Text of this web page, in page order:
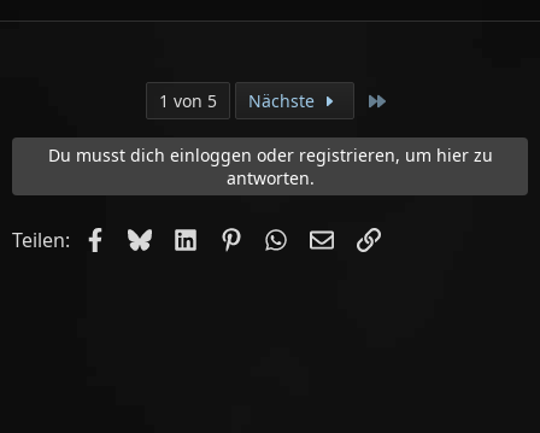
1 von 5 Nächste
Du musst dich einloggen oder registrieren, um hier zu
antworten.
Teilen: Facebook
BlueskyLinkedInPinterestWhatsApp
E-MailLink